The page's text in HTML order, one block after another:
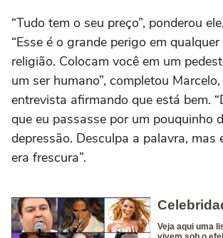
“Tudo tem o seu preço”, ponderou
“Esse é o grande perigo em
religião. Colocam você em um
um ser humano”, completou
entrevista afirmando que está bem.
que eu passasse por um pouquinho
depressão. Desculpa a palavra, mas
era frescura”.